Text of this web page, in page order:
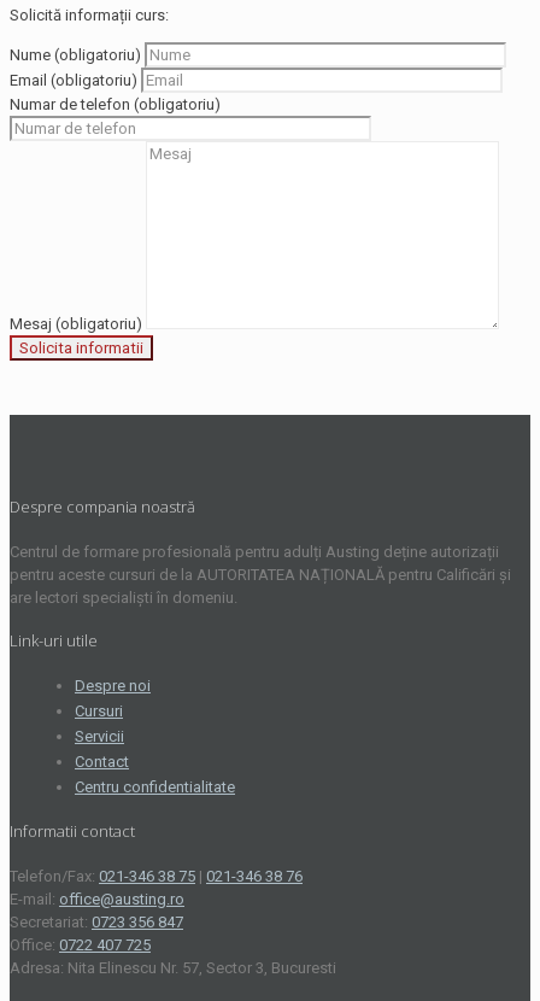
Solicită informații curs:
Nume (obligatoriu)
Email (obligatoriu)
Numar de telefon (obligatoriu)
Mesaj (obligatoriu)
Despre compania noastră
Centrul de formare profesională pentru adulți Austing deține autorizații
pentru aceste cursuri de la AUTORITATEA NAȚIONALĂ pentru Calificări și
are lectori specialiști în domeniu.
Link-uri utile
Despre noi
Cursuri
Servicii
Contact
Centru confidentialitate
Informatii contact
Telefon/Fax: 021-346 38 75 | 021-346 38 76
E-mail: office@austing.ro
Secretariat: 0723 356 847
Office: 0722 407 725
Adresa: Nita Elinescu Nr. 57, Sector 3, Bucuresti